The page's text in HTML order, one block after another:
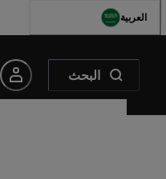
العربية
البحث